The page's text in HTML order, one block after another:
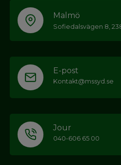
Malmö
Sofiedalsvägen 8,
E-post
Kontakt@mssyd.se
Jour
040-606 65 00